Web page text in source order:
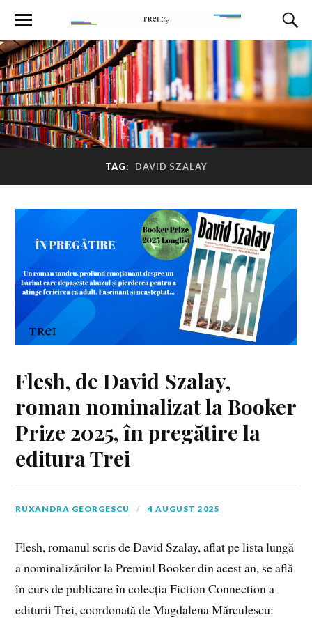
TAG: DAVID SZALAY
Flesh, de David Szalay,
roman nominalizat la Booker
Prize 2025, în pregătire la
editura Trei
RUXANDRA GEORGESCU 4 AUGUST 2025
Flesh, romanul scris de David Szalay, aflat pe lista lungă
a nominalizărilor la Premiul Booker din acest an, se află
în curs de publicare în colecția Fiction Connection a
editurii Trei, coordonată de Magdalena Mărculescu: